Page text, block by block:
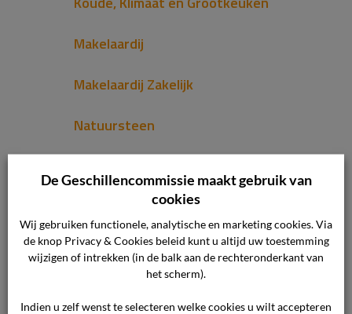
Makelaardij
Makelaardij Zakelijk
Natuursteen
Notariaat Zakelijk
De Geschillencommissie maakt gebruik van
cookies
Wij gebruiken functionele, analytische en marketing cookies. Via
de knop Privacy & Cookies beleid kunt u altijd uw toestemming
wijzigen of intrekken (in de balk aan de rechteronderkant van
het scherm).
Indien u zelf wenst te selecteren welke cookies u wilt accepteren